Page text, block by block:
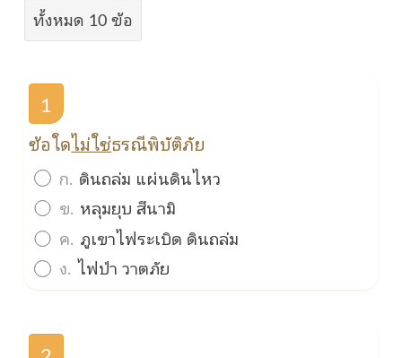
ทั้งหมด 10 ข้อ
1
ข้อใดไม่ใช่ธรณีพิบัติภัย
ก. ดินถล่ม แผ่นดินไหว
ข. หลุมยุบ สึนามิ
ค. ภูเขาไฟระเบิด ดินถล่ม
ง. ไฟป่า วาตภัย